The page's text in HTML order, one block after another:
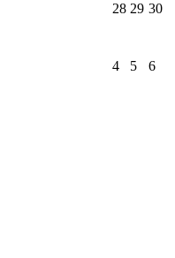
28 29 30
4 5 6